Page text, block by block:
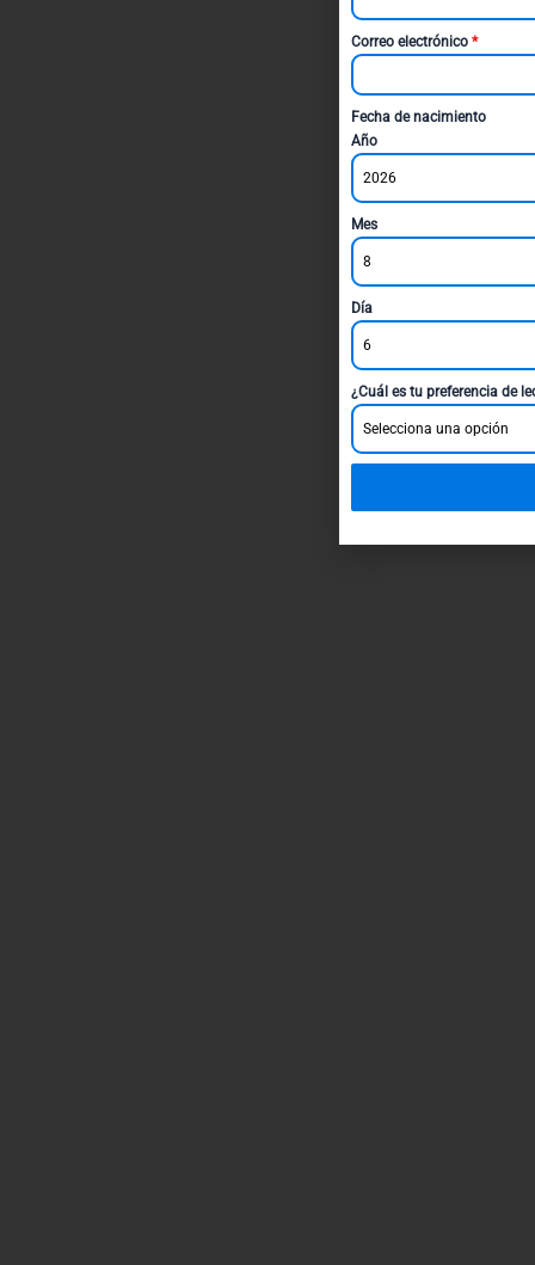
Correo electrónico *
Fecha de nacimiento
Año
2026
Mes
8
Día
6
¿Cuál es tu preferencia de
Selecciona una opción